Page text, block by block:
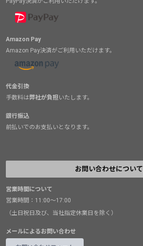
Amazon Pay
Amazon Pay決済がご利用いただけます。
代金引換
手数料は弊社が負担 いたします。
銀行振込
前払いでのお支払いとなります。
お問い合わせについて
営業時間について
営業時間：11:00～17:00
（土日祝日及び、当社指定休業日を除く）
メールによるお問い合わせ